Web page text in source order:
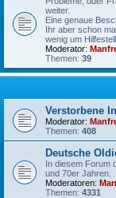
weiter.
Eine genaue
Ihr aber schon
wenig um
Moderator:
Themen: 39
Verstorbene
Moderator:
Themen: 408
Deutsche
In diesem Forum
und 70er Jahren.
Moderatoren:
Themen: 4331